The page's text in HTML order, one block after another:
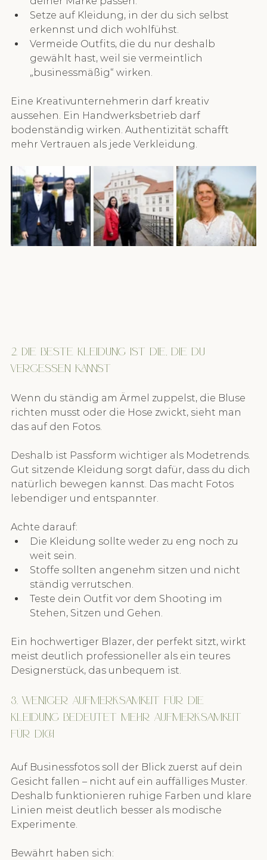
Setze auf Kleidung, in der du sich selbst
erkennst und dich wohlfühst.
Vermeide Outfits, die du nur deshalb
gewählt hast, weil sie vermeintlich
„businessmäßig“ wirken.
Eine Kreativunternehmerin darf kreativ
aussehen. Ein Handwerksbetrieb darf
bodenständig wirken. Authentizität schafft
mehr Vertrauen als jede Verkleidung.
2. Die beste Kleidung ist die, die du
vergessen kannst
Wenn du ständig am Ärmel zuppelst, die Bluse
richten musst oder die Hose zwickt, sieht man
das auf den Fotos.
Deshalb ist Passform wichtiger als Modetrends.
Gut sitzende Kleidung sorgt dafür, dass du dich
natürlich bewegen kannst. Das macht Fotos
lebendiger und entspannter.
Achte darauf:
Die Kleidung sollte weder zu eng noch zu
weit sein.
Stoffe sollten angenehm sitzen und nicht
ständig verrutschen.
Teste dein Outfit vor dem Shooting im
Stehen, Sitzen und Gehen.
Ein hochwertiger Blazer, der perfekt sitzt, wirkt
meist deutlich professioneller als ein teures
Designerstück, das unbequem ist.
3. Weniger Aufmerksamkeit für die
Kleidung bedeutet mehr Aufmerksamkeit
für dich
Auf Businessfotos soll der Blick zuerst auf dein
Gesicht fallen – nicht auf ein auffälliges Muster.
Deshalb funktionieren ruhige Farben und klare
Linien meist deutlich besser als modische
Experimente.
Bewährt haben sich: